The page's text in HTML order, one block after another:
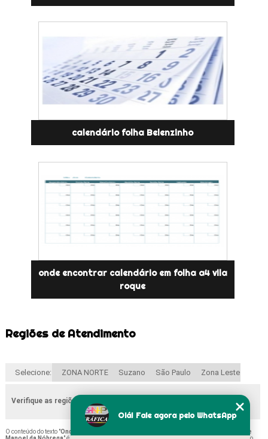
calendário folha Belenzinho
onde encontrar calendário em folha a4 vila
roque
Regiões de Atendimento
Selecione: ZONA NORTE Suzano São Paulo Zona Leste
Verifique as regiões que atendemos
O conteúdo do texto "Onde Comprar Calendário de Folha Conjunto Habitacional Padre
Olá! Fale agora pelo WhatsApp